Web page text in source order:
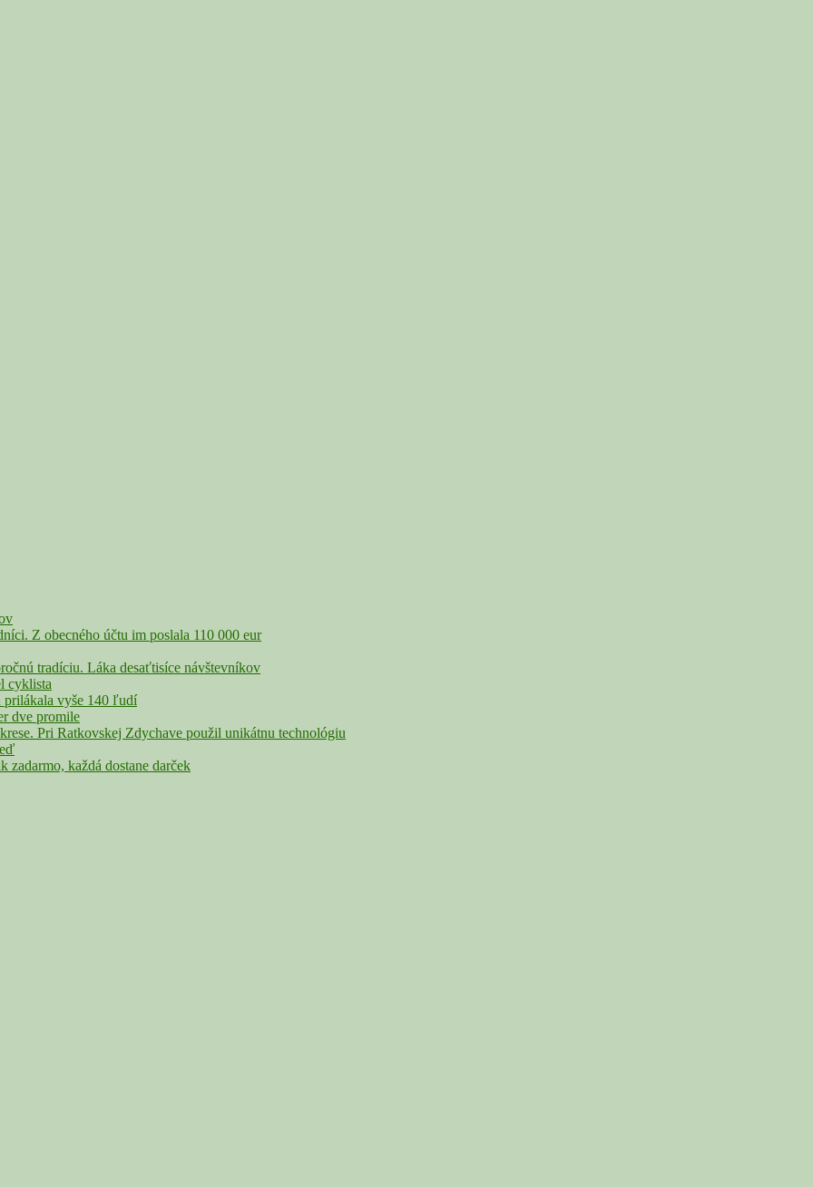
Z obecného účtu im poslala 110 000 eur
tradíciu. Láka desaťtisíce návštevníkov
cyklista
prilákala vyše 140 ľudí
dve promile
Pri Ratkovskej Zdychave použil unikátnu technológiu
každá dostane darček